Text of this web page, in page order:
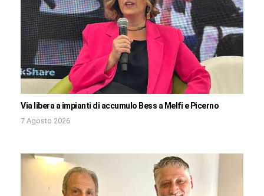
Via libera a impianti di accumulo Bess a Melfi e Picerno
7 Agosto 2026